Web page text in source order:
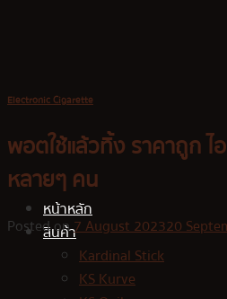
หน้าหลัก
สินค้า
Kardinal Stick
KS Kurve
Electronic Cigarette
พอตใช้แล้วทิ้ง ราคาถูก ไ
หลายๆ คน
Posted on7 August 202320